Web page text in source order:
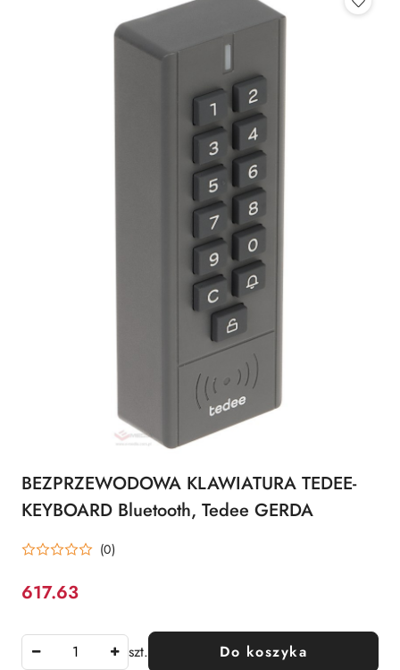
BEZPRZEWODOWA KLAWIATURA TEDEE-
KEYBOARD Bluetooth, Tedee GERDA
(0)
Cena:
617.63
szt. Do koszyka